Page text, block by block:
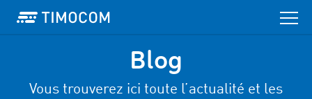
Blog
Vous trouverez ici toute l’actualité et les